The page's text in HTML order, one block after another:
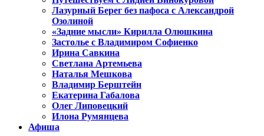
Лазурный Берег без пафоса с Александрой
Озолиной
«Задние мысли» Кирилла Олюшкина
Застолье с Владимиром Софиенко
Ирина Савкина
Светлана Артемьева
Наталья Мешкова
Владимир Берштейн
Екатерина Габалова
Олег Липовецкий
Илона Румянцева
Афиша